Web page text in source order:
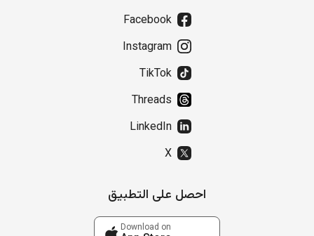
Facebook
Instagram
TikTok
Threads
LinkedIn
X
احصل على التطبيق
Download on